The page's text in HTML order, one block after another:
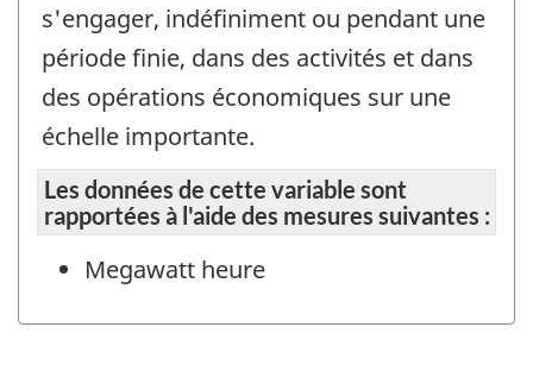
s'engager, indéfiniment ou pendant une
période finie, dans des activités et dans
des opérations économiques sur une
échelle importante.
Les données de cette variable sont
rapportées à l'aide des mesures suivantes :
Megawatt heure